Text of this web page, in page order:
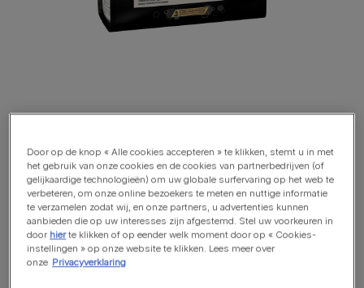
van een slank lichaam
Laag vetgehalte - bevordert gezond
gewichtsverlies en helpt magere
lichaamsmassa te behouden na
sterilisatie
Door op de knop « Alle cookies accepteren » te klikken, stemt u in met
het gebruik van onze cookies en de cookies van partnerbedrijven (of
gelijkaardige technologieën) om uw globale surfervaring op het web te
verbeteren, om onze online bezoekers te meten en nuttige informatie
te verzamelen zodat wij, en onze partners, u advertenties kunnen
aanbieden die op uw interesses zijn afgestemd. Stel uw voorkeuren in
door hierte klikken of op eender welk moment door op « Cookies-
instellingen » op onze website te klikken. Lees meer over
onze Privacyverklaring